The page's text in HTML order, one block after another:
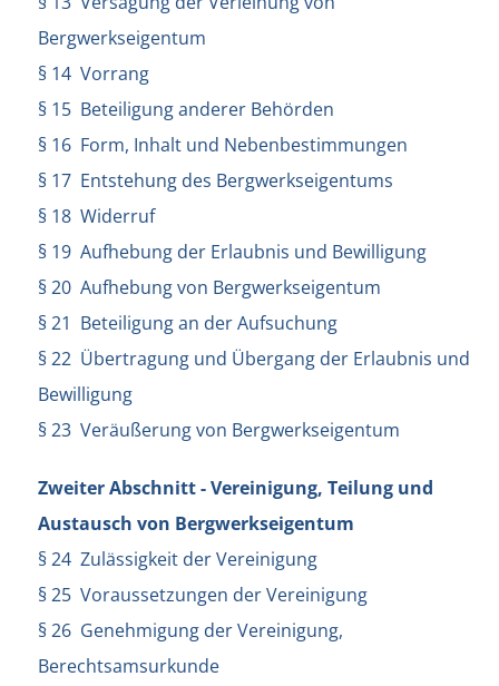
Bergwerkseigentum
§ 14 Vorrang
§ 15 Beteiligung anderer Behörden
§ 16 Form, Inhalt und Nebenbestimmungen
§ 17 Entstehung des Bergwerkseigentums
§ 18 Widerruf
§ 19 Aufhebung der Erlaubnis und Bewilligung
§ 20 Aufhebung von Bergwerkseigentum
§ 21 Beteiligung an der Aufsuchung
§ 22 Übertragung und Übergang der Erlaubnis und
Bewilligung
§ 23 Veräußerung von Bergwerkseigentum
Zweiter Abschnitt - Vereinigung, Teilung und
Austausch von Bergwerkseigentum
§ 24 Zulässigkeit der Vereinigung
§ 25 Voraussetzungen der Vereinigung
§ 26 Genehmigung der Vereinigung,
Berechtsamsurkunde